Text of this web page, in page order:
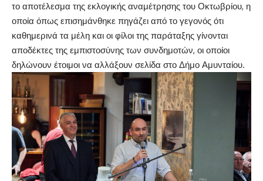
το αποτέλεσμα της εκλογικής αναμέτρησης του Οκτωβρίου, η
οποία όπως επισημάνθηκε πηγάζει από το γεγονός ότι
καθημερινά τα μέλη και οι φίλοι της παράταξης γίνονται
αποδέκτες της εμπιστοσύνης των συνδημοτών, οι οποίοι
δηλώνουν έτοιμοι να αλλάξουν σελίδα στο Δήμο Αμυνταίου.